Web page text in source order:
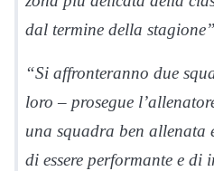
dal termine della
“Si affronteranno due
loro – prosegue
una squadra ben allenata
di essere performante e di